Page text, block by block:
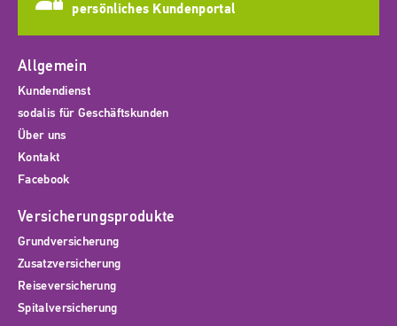
persönliches Kundenportal
Allgemein
Kundendienst
sodalis für Geschäftskunden
Über uns
Kontakt
Facebook
Versicherungsprodukte
Grundversicherung
Zusatzversicherung
Reiseversicherung
Spitalversicherung